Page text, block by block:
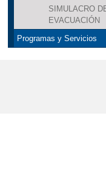
SIMULACRO
EVACUACIÓN
Programas y Servicios